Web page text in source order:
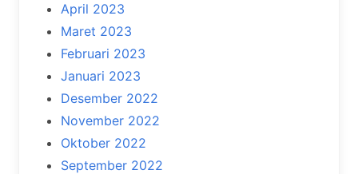
April 2023
Maret 2023
Februari 2023
Januari 2023
Desember 2022
November 2022
Oktober 2022
September 2022